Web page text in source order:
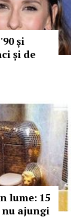
și
și de
lume: 15
nu ajungi